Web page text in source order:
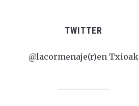
TWITTER
@lacormenaje(r)en Txioak